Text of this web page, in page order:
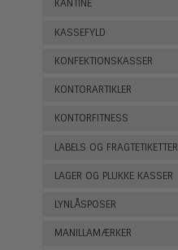
KANTINE
KASSEFYLD
KONFEKTIONSKASSER
KONTORARTIKLER
KONTORFITNESS
LABELS OG FRAGTETIKETTER
LAGER OG PLUKKE KASSER
LYNLÅSPOSER
MANILLAMÆRKER